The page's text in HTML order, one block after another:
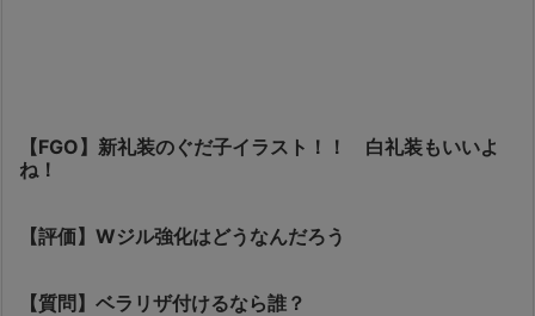
【FGO】新礼装のぐだ子イラスト！！ 白礼装もいいよ
ね！
【評価】Wジル強化はどうなんだろう
【質問】ベラリザ付けるなら誰？